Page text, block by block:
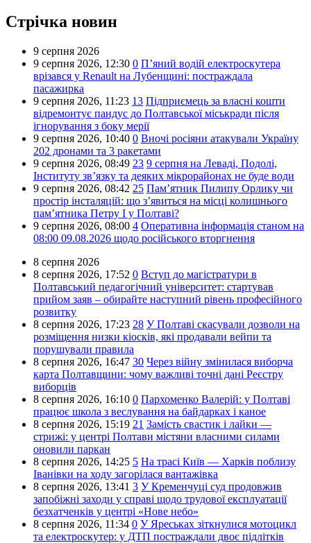
Стрічка новин
9 серпня 2026
9 серпня 2026, 12:30 0 П’яний водій електроскутера
врізався у Renault на Лубенщині: постраждала
пасажирка
9 серпня 2026, 11:23 13 Підприємець за власні кошти
відремонтує пандус до Полтавської міськради після
ігнорування з боку мерії
9 серпня 2026, 10:40 0 Вночі росіяни атакували Україну
202 дронами та 3 ракетами
9 серпня 2026, 08:49 23 9 серпня на Леваді, Подолі,
Інституту зв’язку та деяких мікрорайонах не буде води
9 серпня 2026, 08:42 25 Пам’ятник Пилипу Орлику чи
простір інсталяцій: що з’явиться на місці колишнього
пам’ятника Петру I у Полтаві?
9 серпня 2026, 08:00 4 Оперативна інформація станом на
08:00 09.08.2026 щодо російського вторгнення
8 серпня 2026
8 серпня 2026, 17:52 0 Вступ до магістратури в
Полтавський педагогічний університет: стартував
прийом заяв – обирайте наступний рівень професійного
розвитку
8 серпня 2026, 17:23 28 У Полтаві скасували дозволи на
розміщення низки кіосків, які продавали вейпи та
порушували правила
8 серпня 2026, 16:47 30 Через війну змінилася виборча
карта Полтавщини: чому важливі точні дані Реєстру
виборців
8 серпня 2026, 16:10 0 Пархоменко Валерій: у Полтаві
працює школа з веслування на байдарках і каное
8 серпня 2026, 15:19 21 Замість свастик і лайки —
стрижі: у центрі Полтави містяни власними силами
оновили паркан
8 серпня 2026, 14:25 5 На трасі Київ — Харків поблизу
Іванівки на ходу загорілася вантажівка
8 серпня 2026, 13:41 3 У Кременчуці суд продовжив
запобіжні заходи у справі щодо трудової експлуатації
безхатченків у центрі «Нове небо»
8 серпня 2026, 11:34 0 У Яреськах зіткнулися мотоцикл
та електроскутер: у ДТП постраждали двоє підлітків